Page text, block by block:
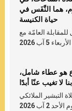
هما النَّفَس في
حياة الكنيسة
العامّة مع
5 آب 2026
هو عطاء شامل،
لا تغيب عنّا أبدًا
التبشير الملائكي
الأحد 2 آب 2026